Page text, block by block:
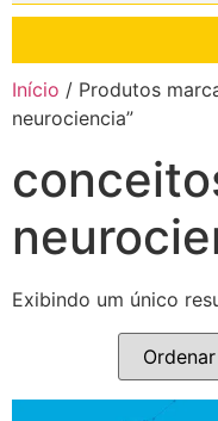
Início / Produtos
neurociencia”
Exibindo um único